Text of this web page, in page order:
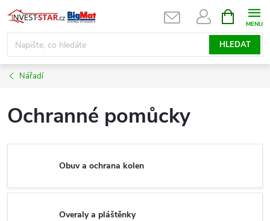
Přejít
na
obsah
HLEDAT
NÁKUPNÍ
KOŠÍK
Nářadí
Ochranné pomůcky
Obuv a ochrana kolen
Overaly a pláštěnky